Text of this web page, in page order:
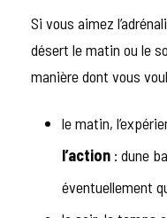
Si vous aimez
désert le matin ou le
manière dont vous
le matin,
l’action : dune
éventuellement